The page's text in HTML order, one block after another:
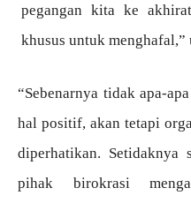
pegangan kita ke
khusus untuk menghafal,”
“Sebenarnya tidak apa-
hal positif, akan tetapi
diperhatikan. Setidaknya
pihak birokrasi